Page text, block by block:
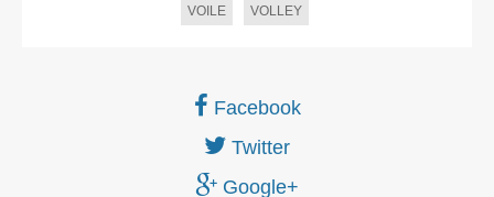
VOILE VOLLEY
Facebook
Twitter
Google+